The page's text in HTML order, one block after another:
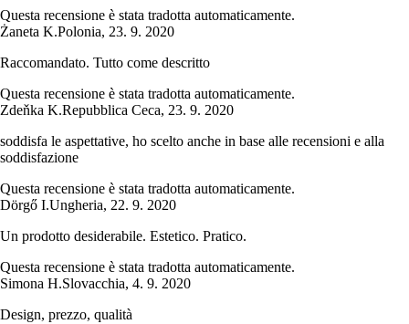
Questa recensione è stata tradotta automaticamente.
Żaneta K.Polonia, 23. 9. 2020
Raccomandato. Tutto come descritto
Questa recensione è stata tradotta automaticamente.
Zdeňka K.Repubblica Ceca, 23. 9. 2020
soddisfa le aspettative, ho scelto anche in base alle recensioni e alla
soddisfazione
Questa recensione è stata tradotta automaticamente.
Dörgő I.Ungheria, 22. 9. 2020
Un prodotto desiderabile. Estetico. Pratico.
Questa recensione è stata tradotta automaticamente.
Simona H.Slovacchia, 4. 9. 2020
Design, prezzo, qualità